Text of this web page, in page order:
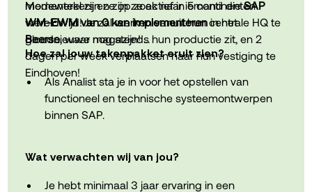
De mogelijkheid om tot 3 dagen per week van
thuis uit te werken.
Een goede work-life balance dankzij een 39-
urenweek en 30 verlofdagen.
Een warme bedrijfscultuur binnen een jonge en
samenwerking en persoonlijke ontwikkeling
medewerkers en zijn ze actief in 5 continenten
wereldwijd! Je zal werken vanuit hun centrale HQ te
Beerse, waar nog steeds hun productie zit, en 2
dagen per week verplaatsen naar hun vestiging te
Eindhoven!
Momenteel zijn ze op zoek naar iemand dieSAP
WM-EWM van 0 kan implementerenin het
gloednieuwe magazijn!
Hoe zal jouw takenpakket eruit zien?
Als Analist sta je in voor het opstellen van
functioneel en technische systeemontwerpen
binnen SAP.
binnen SAP
Wat verwachten wij van jou?
Je hebt minimaal 3 jaar ervaring in een